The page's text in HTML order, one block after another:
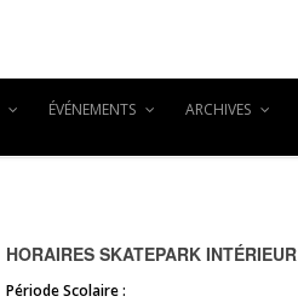
ÉVÉNEMENTS ARCHIVES
HORAIRES SKATEPARK
Période Scolaire :